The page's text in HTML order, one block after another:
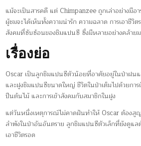
แม้จะเป็นสารคดี แต่ Chimpanzee ถูกเล่าอย่างมีอ
ผู้ชมจะได้เห็นทั้งความน่ารัก ความฉลาด การเอาชีวิ
สังคมที่ซับซ้อนของชิมแปนซี ซึ่งมีหลายอย่างคล้าย
เรื่องย่อ
Oscar เป็นลูกชิมแปนซีตัวน้อยที่อาศัยอยู่ในป่าฝน
และฝูงชิมแปนซีขนาดใหญ่ ชีวิตในป่าเต็มไปด้วยการ
ปีนต้นไม้ และการเข้าสังคมกับสมาชิกในฝูง
แต่วันหนึ่งเหตุการณ์ไม่คาดฝันทำให้ Oscar ต้องสู
ลำพังในป่าอันอันตราย ลูกชิมแปนซีตัวเล็กที่ยังดูแล
เอาชีวิตรอด